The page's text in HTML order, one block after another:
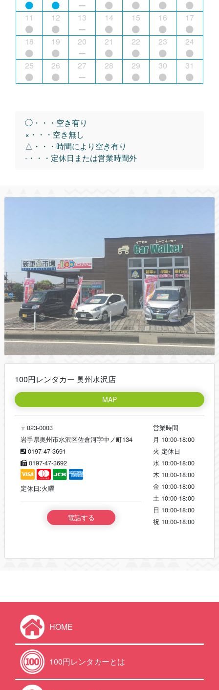
11 12 13 14 15 16 17
18 19 20 21 22 23 24
25 26 27 28 29 30 31
◯・・・空き有り
×・・・空き無し
△・・・時間により空き有り
-・・・定休日または営業時間外
100円レンタカー 奥州水沢店
MAP
〒023-0003
岩手県奥州市水沢区佐倉河字中ノ町134
0197-47-3691
0197-47-3692
定休日:火曜
電話する
営業時間
月 10:00-18:00
火 定休日
水 10:00-18:00
木 10:00-18:00
金 10:00-18:00
土 10:00-18:00
日 10:00-18:00
祝 10:00-18:00
HOME
100円レンタカーとは